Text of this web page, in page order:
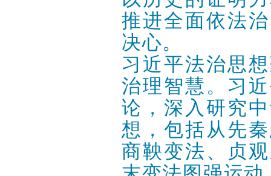
推进全面依法
决心。
习近平法治思
治理智慧。习
论，深入研究
想，包括从先
商鞅变法、贞